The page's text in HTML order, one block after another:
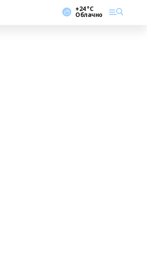
+24 °С
Облачно